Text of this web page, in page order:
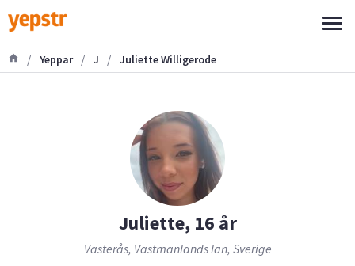
/ Yeppar / J / Juliette Willigerode
Juliette, 16 år
Västerås, Västmanlands län, Sverige